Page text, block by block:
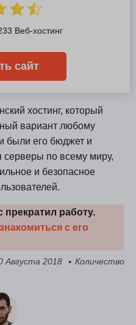
хостинг, который
вариант любому
были его бюджет и
серверы по всему миру,
и безопасное
прекратил работу.
с его
Августа 2018
Количество
Веб-хостинг
сайт